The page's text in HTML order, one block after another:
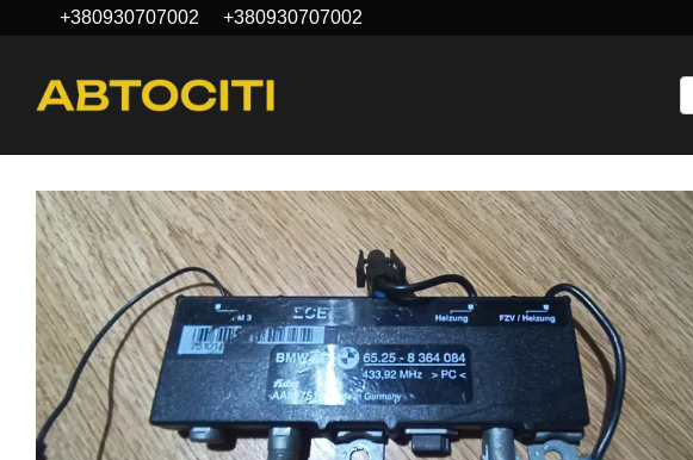
Перейти до основного контенту
+380930707002 +380930707002